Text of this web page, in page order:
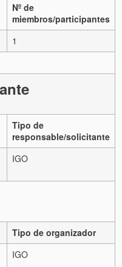
Nº de
miembros/participantes
1
Tipo de
responsable/solicitante
IGO
Tipo de organizador
IGO